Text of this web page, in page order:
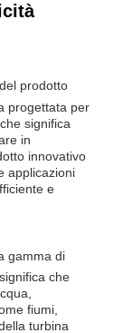
prodotto
progettata per
significa
in
innovativo
applicazioni
e
gamma di
che
fiumi,
turbina